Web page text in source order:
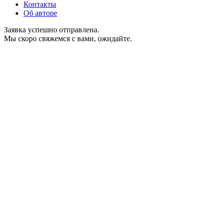
Контакты
Об авторе
Заявка успешно отправлена.
Мы скоро свяжемся с вами, ожидайте.